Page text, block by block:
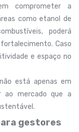
comprometer a
como etanol de
poderá
Caso
e espaço no
está apenas em
ao mercado que a
gestores